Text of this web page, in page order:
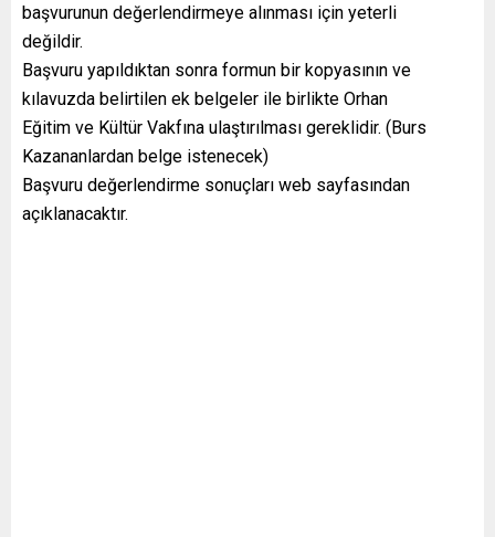
başvurunun değerlendirmeye alınması için yeterli
değildir.
Başvuru yapıldıktan sonra formun bir kopyasının ve
kılavuzda belirtilen ek belgeler ile birlikte Orhan
Eğitim ve Kültür Vakfına ulaştırılması gereklidir. (Burs
Kazananlardan belge istenecek)
Başvuru değerlendirme sonuçları web sayfasından
açıklanacaktır.